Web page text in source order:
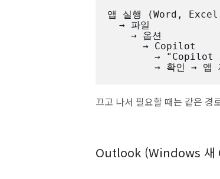
앱 실행 (Word,
→ 확인 →
끄고 나서 필요할 때는 같은 경
Outlook (Windows 새